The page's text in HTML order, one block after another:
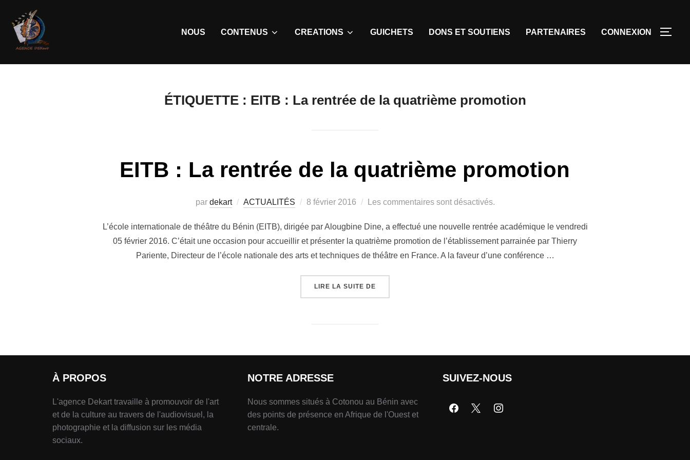
NOUS CONTENUS CREATIONS GUICHETS DONS ET SOUTIENS PARTENAIRES CONNEXION
ÉTIQUETTE : EITB : La rentrée de la quatrième promotion
EITB : La rentrée de la quatrième promotion
par dekart ACTUALITÉS 8 février 2016 Les commentaires sont désactivés.
L’école internationale de théâtre du Bénin (EITB), dirigée par Alougbine Dine, a effectué une nouvelle rentrée académique le vendredi
05 février 2016. C’était une occasion pour accueillir et présenter la quatrième promotion de l’établissement parrainée par Thierry
Pariente, Directeur de l’école nationale des arts et techniques de théâtre en France. A la faveur d’une conférence …
LIRE LA SUITE DE
À PROPOS
L'agence Dekart travaille à promouvoir de l'art
et de la culture au travers de l'audiovisuel, la
photographie et la diffusion sur les média
sociaux.
NOTRE ADRESSE
Nous sommes situés à Cotonou au Bénin avec
des points de présence en Afrique de l'Ouest et
centrale.
SUIVEZ-NOUS